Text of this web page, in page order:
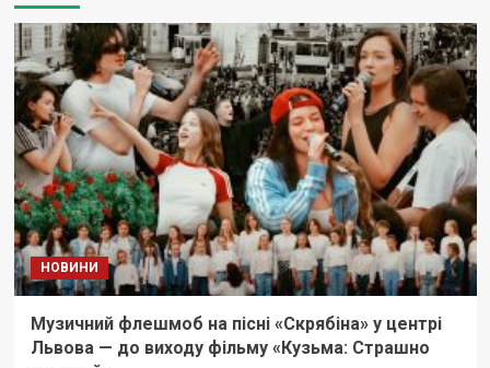
НОВИНИ
Музичний флешмоб на пісні «Скрябіна» у центрі
Львова — до виходу фільму «Кузьма: Страшно